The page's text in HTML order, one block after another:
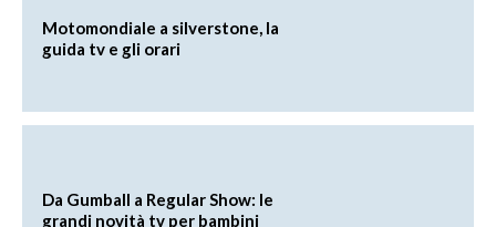
Motomondiale a silverstone, la
guida tv e gli orari
Da Gumball a Regular Show: le
grandi novità tv per bambini